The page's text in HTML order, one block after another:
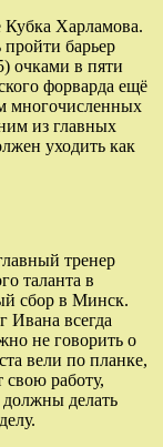
Харламова.
пройти барьер
очками в пяти
форварда ещё
многочисленных
из главных
уходить как
тренер
таланта в
сбор в Минск.
Ивана всегда
не говорить о
вели по планке,
работу,
должны делать